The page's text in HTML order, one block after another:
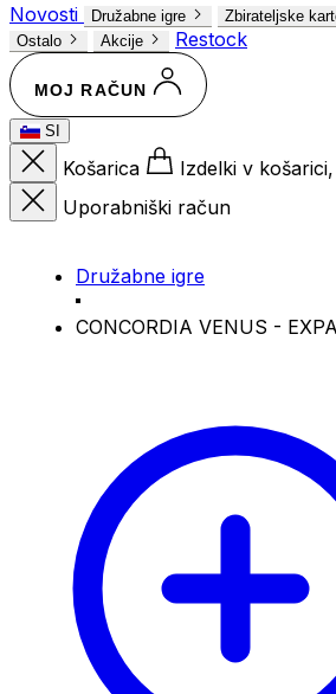
Novosti
Družabne igre Zbirateljske
Ostalo
Akcije Restock
MOJ RAČUN
SI
Košarica
Izdelki v
Uporabniški račun
Družabne igre
CONCORDIA VENUS -